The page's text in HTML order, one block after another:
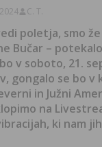
C. T.
poletja, smo že
Bučar –
v soboto, 21.
gongalo se bo v
in Južni
na
ki nam